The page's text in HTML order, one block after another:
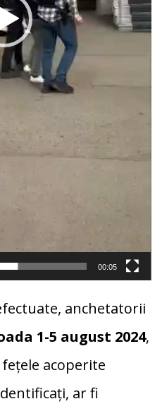
00:05
anchetatorii
1-5 august 2024,
acoperite
ar fi